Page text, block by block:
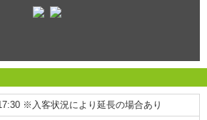
※入客状況により延長の場合あり